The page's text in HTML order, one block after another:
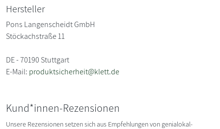
Hersteller
Pons Langenscheidt GmbH
Stöckachstraße 11
DE - 70190 Stuttgart
E-Mail: produktsicherheit@klett.de
Kund*innen-Rezensionen
Unsere Rezensionen setzen sich aus Empfehlungen von genialokal-